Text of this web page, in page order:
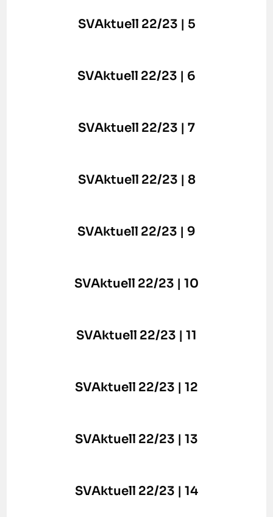
SVAktuell 22/23 | 5
SVAktuell 22/23 | 6
SVAktuell 22/23 | 7
SVAktuell 22/23 | 8
SVAktuell 22/23 | 9
SVAktuell 22/23 | 10
SVAktuell 22/23 | 11
SVAktuell 22/23 | 12
SVAktuell 22/23 | 13
SVAktuell 22/23 | 14